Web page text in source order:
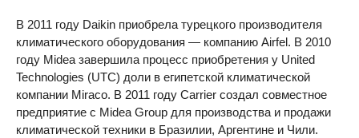
В 2011 году Daikin приобрела турецкого производителя
климатического оборудования — компанию Airfel. В 2010
году Midea завершила процесс приобретения у United
Technologies (UTC) доли в египетской климатической
компании Miraco. В 2011 году Carrier создал совместное
предприятие с Midea Group для производства и продажи
климатической техники в Бразилии, Аргентине и Чили.